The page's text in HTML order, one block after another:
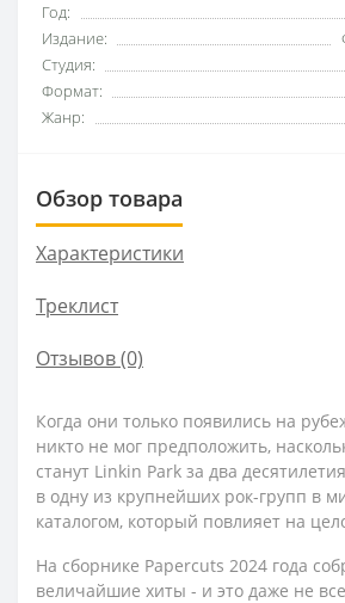
Год:
Издание:
Студия:
Формат:
Жанр:
Обзор товара
Характеристики
Треклист
Отзывов (0)
Когда они только появились на
никто не мог предположить,
станут Linkin Park за два
в одну из крупнейших рок-групп в
каталогом, который повлияет на
На сборнике Papercuts 2024 года
величайшие хиты - и это даже не